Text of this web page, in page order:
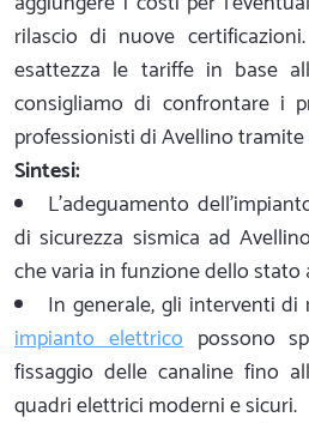
rilascio di nuove
esattezza le tariffe in base
consigliamo di confrontare i
professionisti di Avellino tramite
Sintesi:
L'adeguamento
di sicurezza sismica ad
che varia in funzione dello
In generale, gli interventi
impianto elettricopossono
fissaggio delle canaline fino
quadri elettrici moderni e sicuri.